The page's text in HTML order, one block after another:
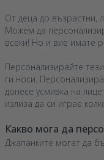
От деца до възрастни,
Можем да
всеки! Но и вие имате
Персонализирайте
ги носи.
донесе усмивка на
излиза да си играе
Какво мога да
Джапанките могат да